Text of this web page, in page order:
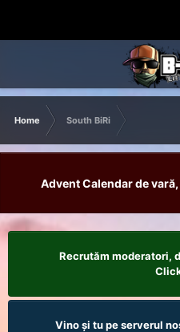
Home South BiRi
Advent Calendar de
Recrutăm moderatori,
Vino și tu pe serverul